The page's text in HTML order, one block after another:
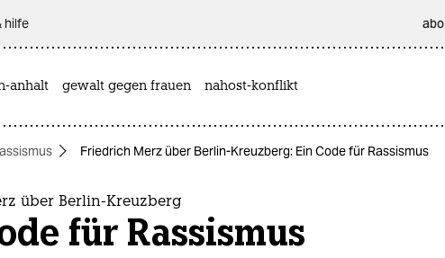
hilfe abo
anhalt gewalt gegen frauen nahost-konflikt
Friedrich Merz über Berlin-Kreuzberg: Ein Code für Rassismus
über Berlin-Kreuzberg
für Rassismus